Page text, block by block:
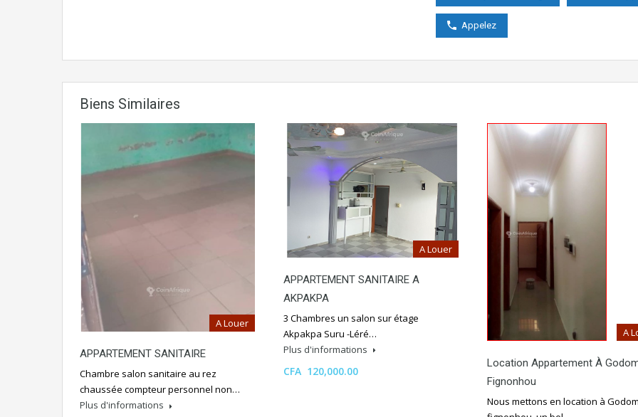
Appelez
Biens Similaires
A Louer
APPARTEMENT SANITAIRE
Chambre salon sanitaire au rez
chaussée compteur personnel non…
Plus d'informations
A Louer
APPARTEMENT SANITAIRE A
AKPAKPA
3 Chambres un salon sur étage
Akpakpa Suru -Léré…
Plus d'informations
CFA 120,000.00
A
Location Appartement À
Fignonhou
Nous mettons en location à